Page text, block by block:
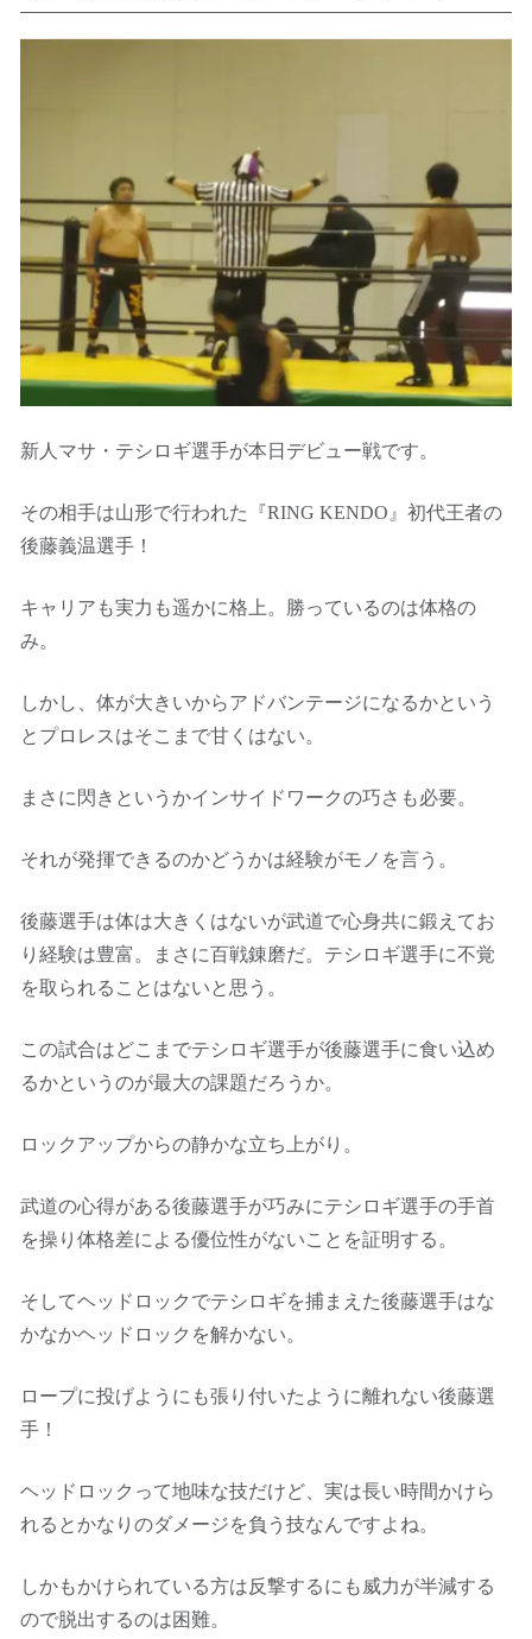
新人マサ・テシロギ選手が本日デビュー戦です。
その相手は山形で行われた『RING KENDO』初代王者の
後藤義温選手！
キャリアも実力も遥かに格上。勝っているのは体格の
み。
しかし、体が大きいからアドバンテージになるかという
とプロレスはそこまで甘くはない。
まさに閃きというかインサイドワークの巧さも必要。
それが発揮できるのかどうかは経験がモノを言う。
後藤選手は体は大きくはないが武道で心身共に鍛えてお
り経験は豊富。まさに百戦錬磨だ。テシロギ選手に不覚
を取られることはないと思う。
この試合はどこまでテシロギ選手が後藤選手に食い込め
るかというのが最大の課題だろうか。
ロックアップからの静かな立ち上がり。
武道の心得がある後藤選手が巧みにテシロギ選手の手首
を操り体格差による優位性がないことを証明する。
そしてヘッドロックでテシロギを捕まえた後藤選手はな
かなかヘッドロックを解かない。
ロープに投げようにも張り付いたように離れない後藤選
手！
ヘッドロックって地味な技だけど、実は長い時間かけら
れるとかなりのダメージを負う技なんですよね。
しかもかけられている方は反撃するにも威力が半減する
ので脱出するのは困難。